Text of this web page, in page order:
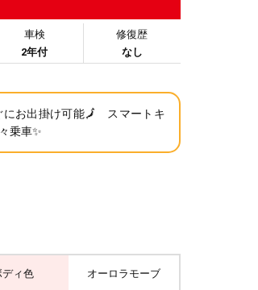
車検
2年付
修復歴
なし
にお出掛け可能🗾 スマートキ
乗車✨
ディ色 オーロラモーブ